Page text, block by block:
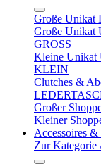
Große Unikat
Große Unikat
GROSS
Kleine Unikat
KLEIN
Clutches &
Großer
Kleiner
Accessoires &
Zur Kategorie